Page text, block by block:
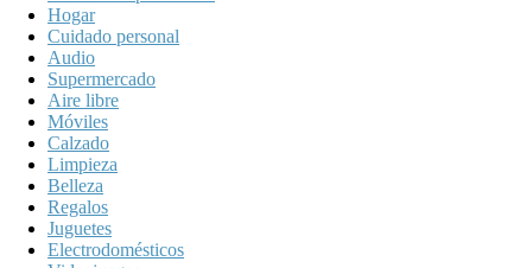
Hogar
Cuidado personal
Audio
Supermercado
Aire libre
Móviles
Calzado
Limpieza
Belleza
Regalos
Juguetes
Electrodomésticos